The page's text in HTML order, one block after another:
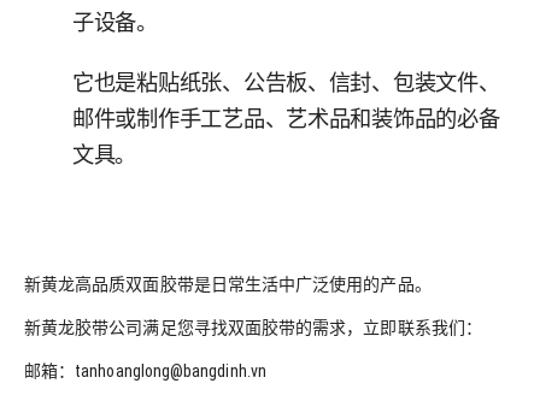
子设备。
它也是粘贴纸张、公告板、信封、包装文件、
邮件或制作手工艺品、艺术品和装饰品的必备
文具。
新黄龙高品质双面胶带是日常生活中广泛使用的产品。
新黄龙胶带公司满足您寻找双面胶带的需求，立即联系我们：
邮箱：tanhoanglong@bangdinh.vn